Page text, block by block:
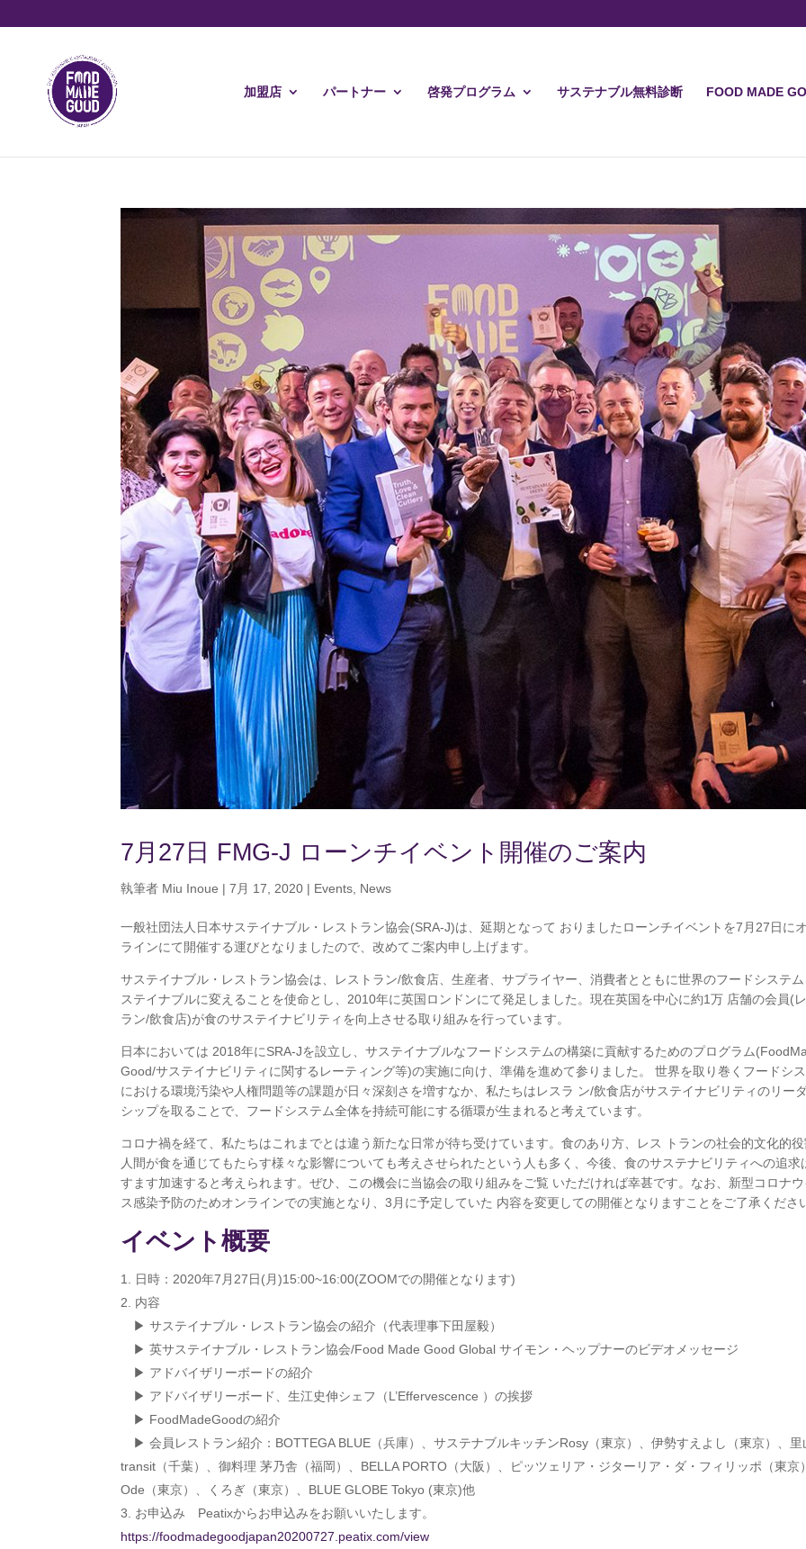
加盟店 パートナー 啓発プログラム サステナブル無料診断 FOOD MADE
7月27日 FMG-J ローンチイベント開催のご案内
執筆者 Miu Inoue |7月 17, 2020 | Events News
一般社団法人日本サステイナブル・レストラン協会(SRA-J)は、延期となって おりましたローンチイベントを7月27日に
ラインにて開催する運びとなりましたので、改めてご案内申し上げます。
サステイナブル・レストラン協会は、レストラン/飲食店、生産者、サプライヤー、消費者とともに世界のフードシステ
ステイナブルに変えることを使命とし、2010年に英国ロンドンにて発足しました。現在英国を中心に約1万 店舗の会員(
ラン/飲食店)が食のサステイナビリティを向上させる取り組みを行っています。
日本においては 2018年にSRA-Jを設立し、サステイナブルなフードシステムの構築に貢献するためのプログラム
Good/サステイナビリティに関するレーティング等)の実施に向け、準備を進めて参りました。 世界を取り巻くフードシ
における環境汚染や人権問題等の課題が日々深刻さを増すなか、私たちはレスラ ン/飲食店がサステイナビリティのリー
シップを取ることで、フードシステム全体を持続可能にする循環が生まれると考えています。
コロナ禍を経て、私たちはこれまでとは違う新たな日常が待ち受けています。食のあり方、レス トランの社会的文化的
人間が食を通じてもたらす様々な影響についても考えさせられたという人も多く、今後、食のサステナビリティへの追求
すます加速すると考えられます。ぜひ、この機会に当協会の取り組みをご覧 いただければ幸甚です。なお、新型コロナ
ス感染予防のためオンラインでの実施となり、3月に予定していた 内容を変更しての開催となりますことをご了承くださ
イベント概要
日時：2020年7月27日(月)15:00~16:00(ZOOMでの開催となります)
内容
▶ サステイナブル・レストラン協会の紹介（代表理事下田屋毅）
▶ 英サステイナブル・レストラン協会/Food Made Good Global サイモン・ヘップナーのビデオメッセージ
▶ アドバイザリーボードの紹介
▶ アドバイザリーボード、生江史伸シェフ（L’Effervescence ）の挨拶
▶ FoodMadeGoodの紹介
▶ 会員レストラン紹介：BOTTEGA BLUE（兵庫）、サステナブルキッチンRosy（東京）、伊勢すえよし（東京）、里
transit（千葉）、御料理 茅乃舎（福岡）、BELLA PORTO（大阪）、ピッツェリア・ジターリア・ダ・フィリッポ（東京
Ode（東京）、くろぎ（東京）、BLUE GLOBE Tokyo (東京)他
お申込み Peatixからお申込みをお願いいたします。
https://foodmadegoodjapan20200727.peatix.com/view